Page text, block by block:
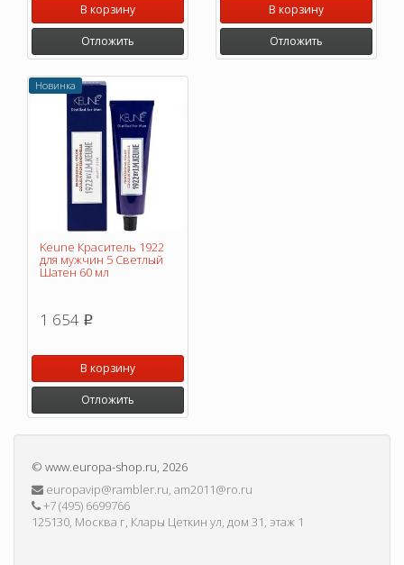
В корзину
Отложить
В корзину
Отложить
Новинка
Keune Краситель 1922
для мужчин 5 Светлый
Шатен 60 мл
1 654 p
В корзину
Отложить
© www.europa-shop.ru, 2026
europavip@rambler.ru, am2011@ro.ru
+7 (495) 6699766
125130, Москва г, Клары Цеткин ул, дом 31, этаж 1